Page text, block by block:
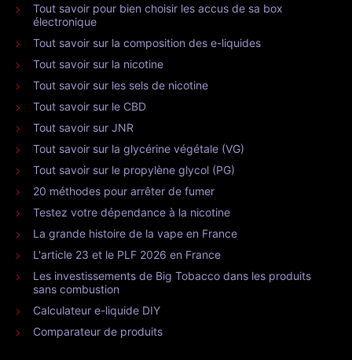
Tout savoir pour bien choisir les accus de sa box
électronique
Tout savoir sur la composition des e-liquides
Tout savoir sur la nicotine
Tout savoir sur les sels de nicotine
Tout savoir sur le CBD
Tout savoir sur JNR
Tout savoir sur la glycérine végétale (VG)
Tout savoir sur le propylène glycol (PG)
20 méthodes pour arrêter de fumer
Testez votre dépendance à la nicotine
La grande histoire de la vape en France
L'article 23 et le PLF 2026 en France
Les investissements de Big Tobacco dans les produits
sans combustion
Calculateur e-liquide DIY
Comparateur de produits